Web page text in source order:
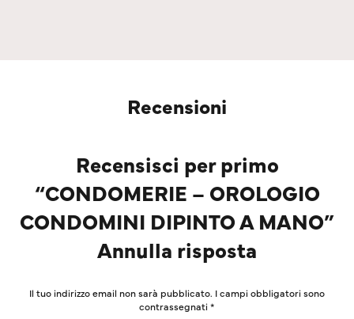
Recensioni
Recensisci per primo
“CONDOMERIE – OROLOGIO
CONDOMINI DIPINTO A MANO”
Annulla risposta
Il tuo indirizzo email non sarà pubblicato. I campi obbligatori sono
contrassegnati*